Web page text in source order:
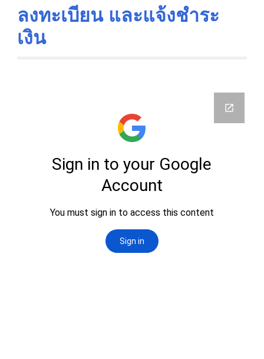
ลงทะเบียน และแจ้งชำระ
เงิน